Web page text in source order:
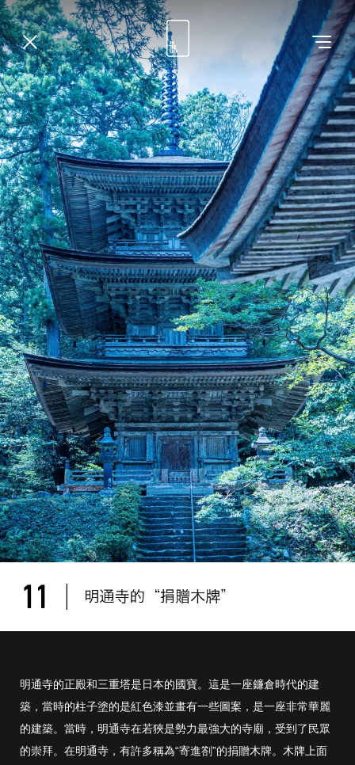
明通寺的正殿和三重塔是日本的國寶。這是一座鐮倉時代的建
築，當時的柱子塗的是紅色漆並畫有一些圖案，是一座非常華麗
的建築。當時，明通寺在若狹是勢力最強大的寺廟，受到了民眾
的崇拜。在明通寺，有許多稱為“寄進劄”的捐贈木牌。木牌上面